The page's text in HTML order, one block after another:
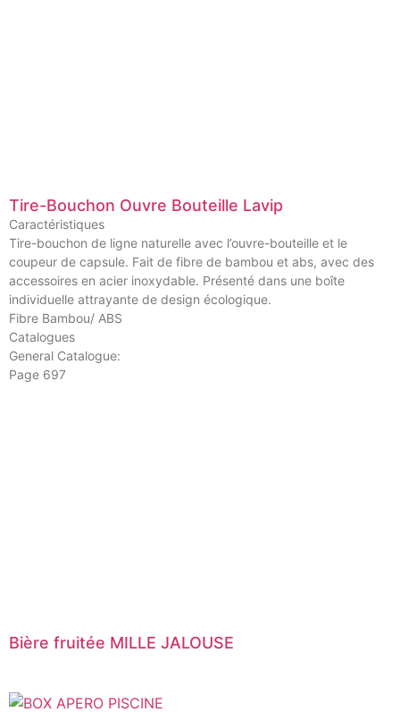
Tire-Bouchon Ouvre Bouteille Lavip
Caractéristiques
Tire-bouchon de ligne naturelle avec l’ouvre-bouteille et le
coupeur de capsule. Fait de fibre de bambou et abs, avec des
accessoires en acier inoxydable. Présenté dans une boîte
individuelle attrayante de design écologique.
Fibre Bambou/ ABS
Catalogues
General Catalogue:
Page 697
Bière fruitée MILLE JALOUSE